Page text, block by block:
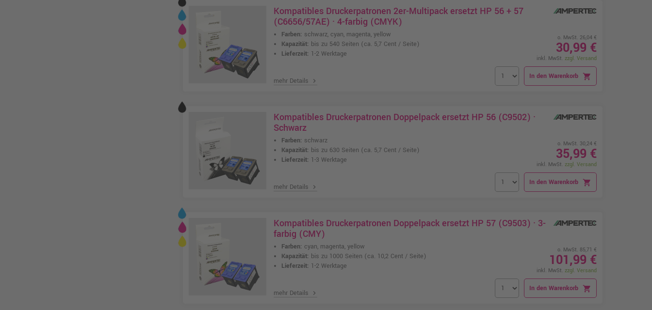
Kompatibles Druckerpatronen 2er-Multipack ersetzt HP 56 + 57
(C6656/57AE) · 4-farbig (CMYK)
Farben: schwarz, cyan, magenta, yellow
Kapazität: bis zu 540 Seiten (ca. 5,7 Cent / Seite)
Lieferzeit: 1-2 Werktage
mehr Details chevron_right
o. MwSt. 26,04 €
30,99 €
inkl. MwSt. zzgl. Versand
In den Warenkorb shopping_cart
Kompatibles Druckerpatronen Doppelpack ersetzt HP 56 (C9502) ·
Schwarz
Farben: schwarz
Kapazität: bis zu 630 Seiten (ca. 5,7 Cent / Seite)
Lieferzeit: 1-3 Werktage
mehr Details chevron_right
o. MwSt. 30,24 €
35,99 €
inkl. MwSt. zzgl. Versand
In den Warenkorb shopping_cart
Kompatibles Druckerpatronen Doppelpack ersetzt HP 57 (C9503) · 3-
farbig (CMY)
Farben: cyan, magenta, yellow
Kapazität: bis zu 1000 Seiten (ca. 10,2 Cent / Seite)
Lieferzeit: 1-2 Werktage
mehr Details chevron_right
o. MwSt. 85,71 €
101,99 €
inkl. MwSt. zzgl. Versand
In den Warenkorb shopping_cart